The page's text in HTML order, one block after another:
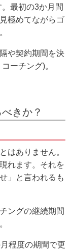
最初の3か月間
極めてながらゴ
や契約期間を決
ーチング)。
きか？
はありません。
れます。 それを
」と言われるも
ングの継続期間
程度の期間で更